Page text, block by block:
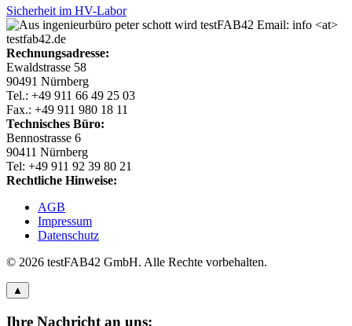
Sicherheit im HV-Labor
Email: info <at>
testfab42.de
Rechnungsadresse:
Ewaldstrasse 58
90491 Nürnberg
Tel.: +49 911 66 49 25 03
Fax.: +49 911 980 18 11
Technisches Büro:
Bennostrasse 6
90411 Nürnberg
Tel: +49 911 92 39 80 21
Rechtliche Hinweise:
AGB
Impressum
Datenschutz
© 2026 testFAB42 GmbH. Alle Rechte vorbehalten.
▲
Ihre Nachricht an uns: